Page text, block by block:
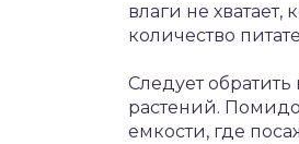
влаги не
количество
Следует
растений.
емкости, где